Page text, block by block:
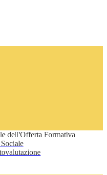
dell'Offerta Formativa